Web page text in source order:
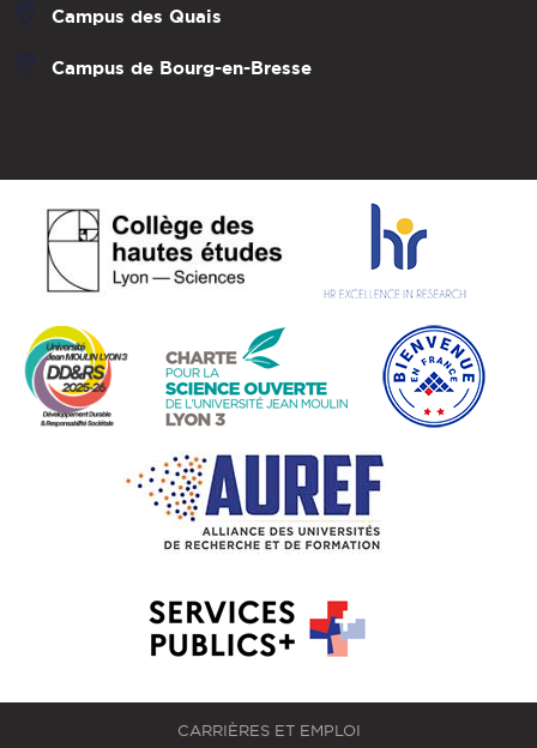
Campus des Quais
Campus de Bourg-en-Bresse
CARRIÈRES ET EMPLOI